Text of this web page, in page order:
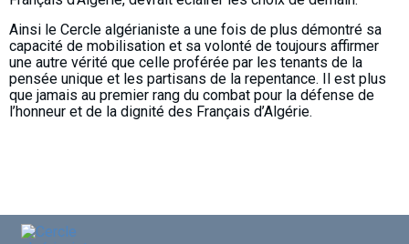
Ainsi le Cercle algérianiste a une fois de plus démontré sa
capacité de mobilisation et sa volonté de toujours affirmer
une autre vérité que celle proférée par les tenants de la
pensée unique et les partisans de la repentance. Il est plus
que jamais au premier rang du combat pour la défense de
l’honneur et de la dignité des Français d’Algérie.